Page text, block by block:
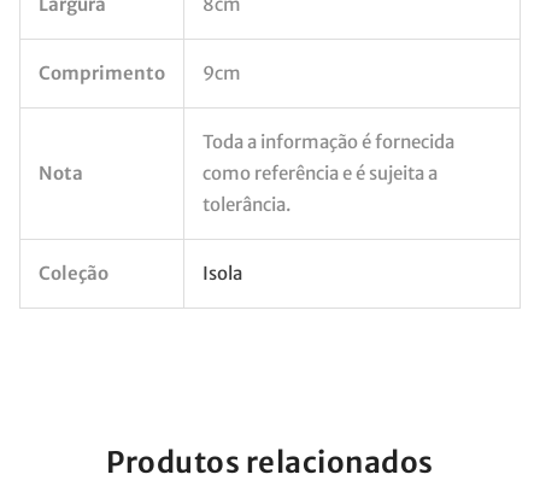
Comprimento 9cm
Nota
Toda a informação é fornecida
como referência e é sujeita a
tolerância.
Coleção Isola
Produtos relacionados